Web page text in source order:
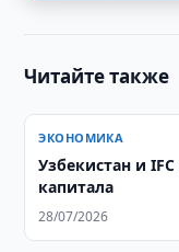
Читайте также
ЭКОНОМИКА
Узбекистан и
капитала
28/07/2026